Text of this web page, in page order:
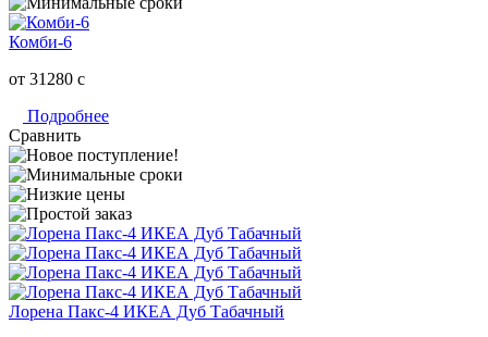
Комби-6
от 31280 c
Подробнее
Сравнить
Лорена Пакс-4 ИКЕА Дуб Табачный